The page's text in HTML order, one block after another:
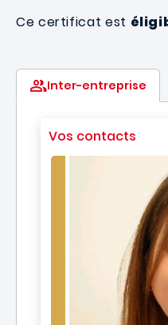
Ce certificat est
Inter-entreprise
Vos contacts